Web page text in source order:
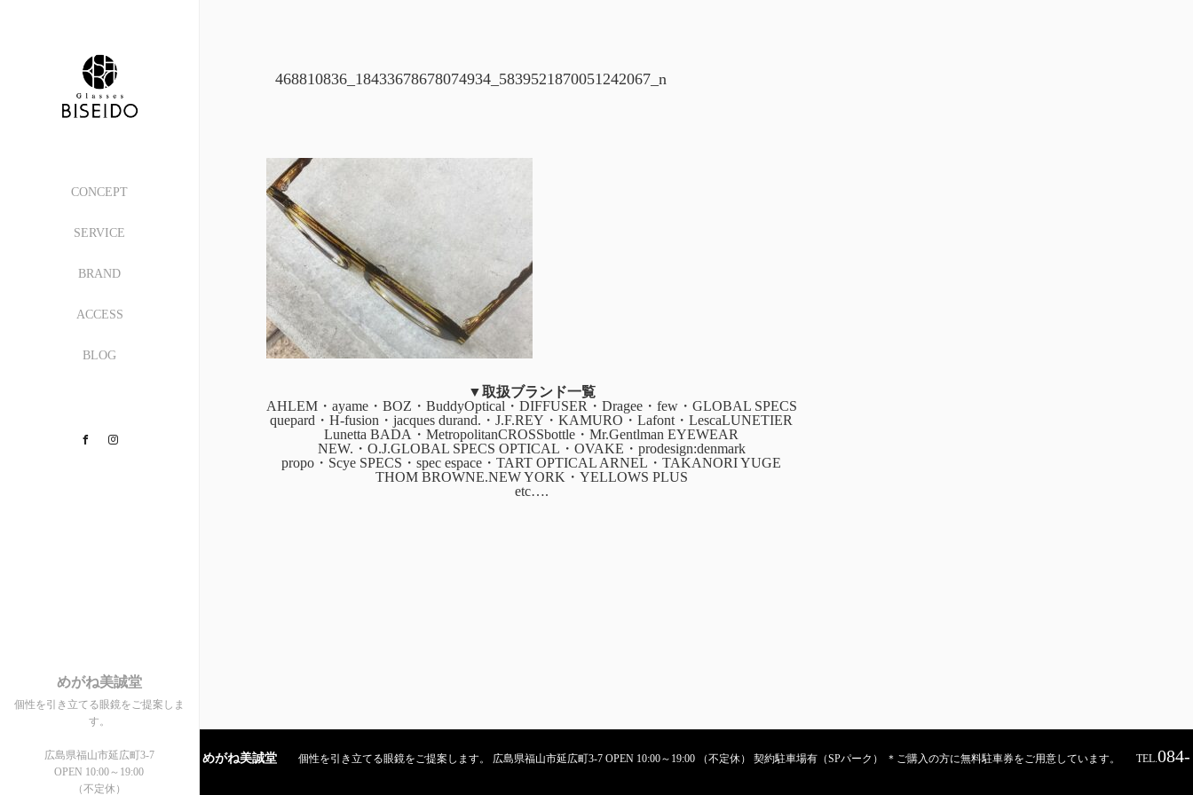
CONCEPT
SERVICE
BRAND
ACCESS
BLOG
Facebook
めがね美誠堂
個性を引き立てる眼鏡をご提案しま
す。
広島県福山市延広町3-7
OPEN 10:00～19:00
（不定休）
468810836_18433678678074934_5839521870051242067_n
▼取扱ブランド一覧
AHLEM・ayame・BOZ・BuddyOptical・DIFFUSER・Dragee・few・GLOBAL SPECS
quepard・H-fusion・jacques durand.・J.F.REY・KAMURO・Lafont・LescaLUNETIER
Lunetta BADA・MetropolitanCROSSbottle・Mr.Gentlman EYEWEAR
NEW.・O.J.GLOBAL SPECS OPTICAL・OVAKE・prodesign:denmark
propo・Scye SPECS・spec espace・TART OPTICAL ARNEL・TAKANORI YUGE
THOM BROWNE.NEW YORK・YELLOWS PLUS
etc….
めがね美誠堂 個性を引き立てる眼鏡をご提案します。 広島県福山市延広町3-7 OPEN 10:00～19:00 （不定休） 契約駐車場有（SPパーク） ＊ご購入の方に無料駐車券をご用意しています。 TEL.084-